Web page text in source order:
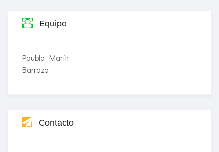
Equipo
Paublo Marín
Barraza
Contacto